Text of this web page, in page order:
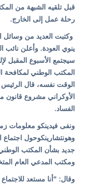
قبل تلقيه الشبهة من
رحلة عمل إلى الخارج.
وكتبت العديد من وسائل
ينوي العودة. وأعلن نائب
سيجتمع الأسبوع المقبل
المكتب الوطني لمكافحة
الوقت نفسه، قال الرئيس
الأوكراني مشروع قانون
الفساد.
ونفى فيدينكو معلومات
وهونتشارينكوحول اجتماع
جديد بشأن المكتب
ومكتب المدعي العام
وقال: "أنا مستعد